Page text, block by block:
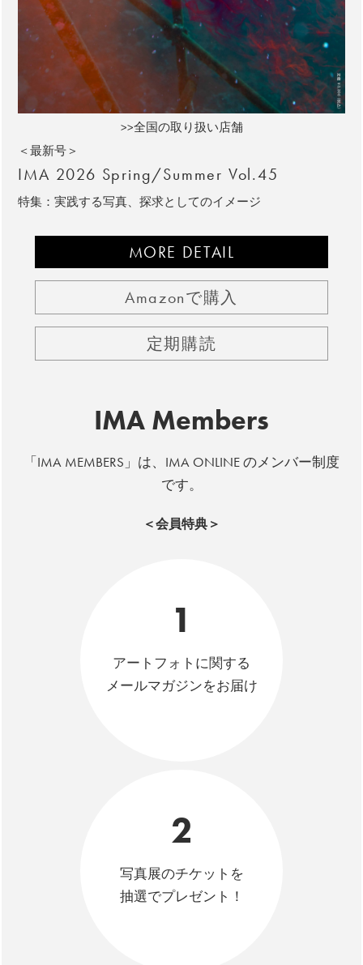
>>全国の取り扱い店舗
＜最新号＞
IMA 2026 Spring/Summer Vol.45
特集：実践する写真、探求としてのイメージ
MORE DETAIL
Amazonで購入
定期購読
IMA Members
「IMA MEMBERS」は、IMA ONLINE のメンバー制度
です。
＜会員特典＞
1
アートフォトに関する
メールマガジンをお届け
2
写真展のチケットを
抽選でプレゼント！